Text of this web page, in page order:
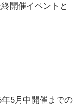
開催イベントと
5月中開催までの